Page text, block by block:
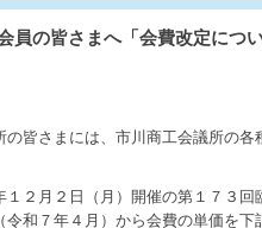
員の皆さまへ「会費改定につ
の皆さまには、市川商工会議所の
１２月２日（月）開催の第１７３
令和７年４月）から会費の単価を